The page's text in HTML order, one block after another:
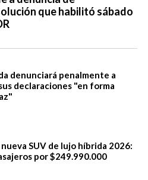
que habilitó sábado
denunciará penalmente a
declaraciones "en forma
SUV de lujo híbrida 2026:
por $249.990.000